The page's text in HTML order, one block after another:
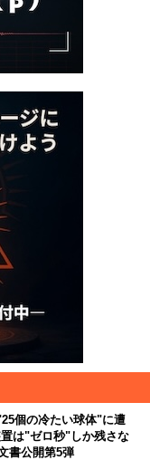
個の冷たい球体"に遭
は"ゼロ秒"しか残さな
書公開第5弾